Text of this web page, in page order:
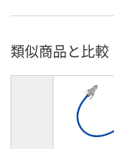
類似商品と比較